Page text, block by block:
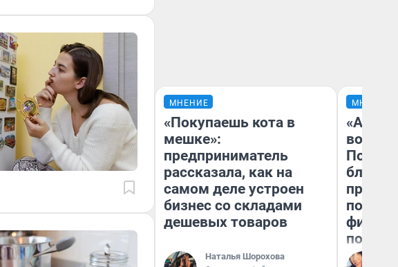
МНЕНИЕ
«Покупаешь кота в
мешке»:
предприниматель
рассказала, как на
самом деле устроен
бизнес со складами
дешевых товаров
Наталья Шорохова
МНЕНИЕ
вот